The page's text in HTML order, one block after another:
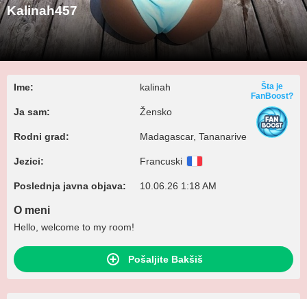
Kalinah457
Ime: kalinah
Ja sam: Žensko
Rodni grad: Madagascar, Tananarive
Jezici: Francuski
Poslednja javna objava: 10.06.26 1:18 AM
Šta je
FanBoost?
O meni
Hello, welcome to my room!
Pošaljite Bakšiš